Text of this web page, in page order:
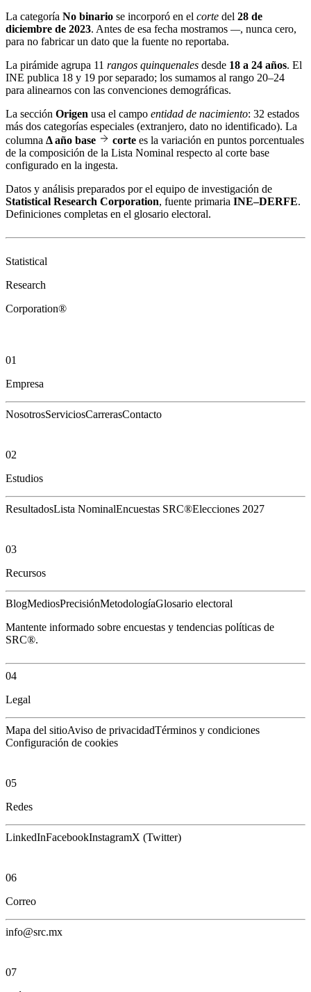
La categoría No binario se incorporó en el corte del 28 de
diciembre de 2023. Antes de esa fecha mostramos —, nunca cero,
para no fabricar un dato que la fuente no reportaba.
La pirámide agrupa 11 rangos quinquenales desde 18 a 24 años. El
INE publica 18 y 19 por separado; los sumamos al rango 20–24
para alinearnos con las convenciones demográficas.
La sección Origen usa el campo entidad de nacimiento: 32 estados
más dos categorías especiales (extranjero, dato no identificado). La
columna Δ año base corte es la variación en puntos porcentuales
de la composición de la Lista Nominal respecto al corte base
configurado en la ingesta.
Datos y análisis preparados por el equipo de investigación de
Statistical Research Corporation, fuente primaria INE–DERFE.
Definiciones completas en el glosario electoral.
Statistical
Research
Corporation®
01
Empresa
NosotrosServiciosCarrerasContacto
02
Estudios
ResultadosLista NominalEncuestas SRC®Elecciones 2027
03
Recursos
BlogMediosPrecisiónMetodologíaGlosario electoral
Mantente informado sobre encuestas y tendencias políticas de
SRC®.
04
Legal
Mapa del sitioAviso de privacidadTérminos y condiciones
Configuración de cookies
05
Redes
LinkedInFacebookInstagramX (Twitter)
06
Correo
info@src.mx
07